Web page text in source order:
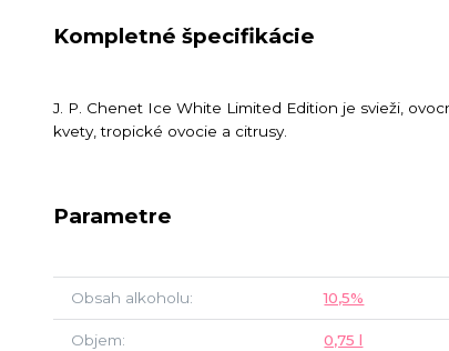
Kompletné špecifikácie
J. P. Chenet Ice White Limited Edition je svieži,
kvety, tropické ovocie a citrusy.
Parametre
Obsah alkoholu 10,5%
Objem 0,75 l